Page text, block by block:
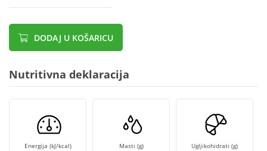
DODAJ U KOŠARICU
Nutritivna deklaracija
Energija (kJ/kcal) Masti (g) Ugljikohidrati (g)